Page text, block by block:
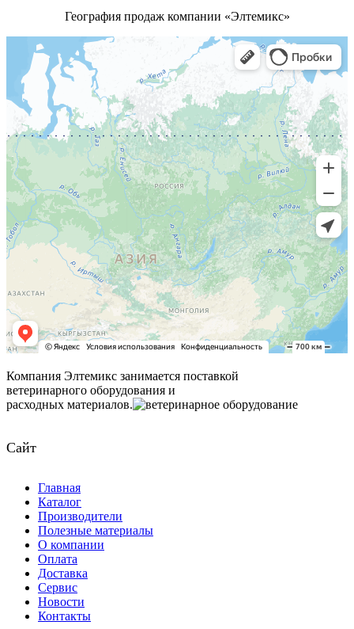
География продаж компании «Элтемикс»
Компания Элтемикс занимается поставкой
ветеринарного оборудования и
расходных материалов.
Сайт
Главная
Каталог
Производители
Полезные материалы
О компании
Оплата
Доставка
Сервис
Новости
Контакты